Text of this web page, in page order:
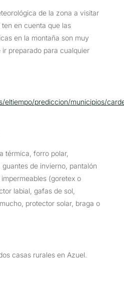
de la zona a visitar
en cuenta que las
en la montaña son muy
preparado para cualquier
eltiempo/prediccion/municipios/
térmica, forro polar,
de invierno, pantalón
(goretex o
labial, gafas de sol,
protector solar, braga o
casas rurales en Azuel.